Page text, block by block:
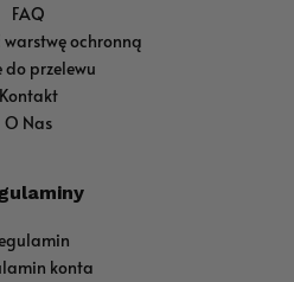
FAQ
warstwę ochronną
do przelewu
Kontakt
O Nas
konta